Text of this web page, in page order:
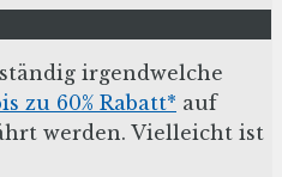
irgendwelche
zu 60% Rabatt* auf
werden. Vielleicht ist